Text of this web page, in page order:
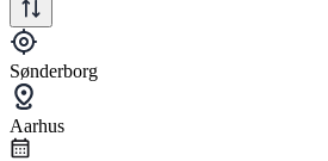
Sønderborg
Aarhus